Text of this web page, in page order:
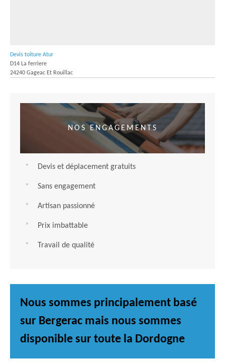
Devis toiture Atur
D14 La ferriere
24240 Gageac Et Rouillac
NOS ENGAGEMENTS
Devis et déplacement gratuits
Sans engagement
Artisan passionné
Prix imbattable
Travail de qualité
Nous sommes principalement basé
sur Bergerac mais nous sommes
disponible sur toute la Dordogne